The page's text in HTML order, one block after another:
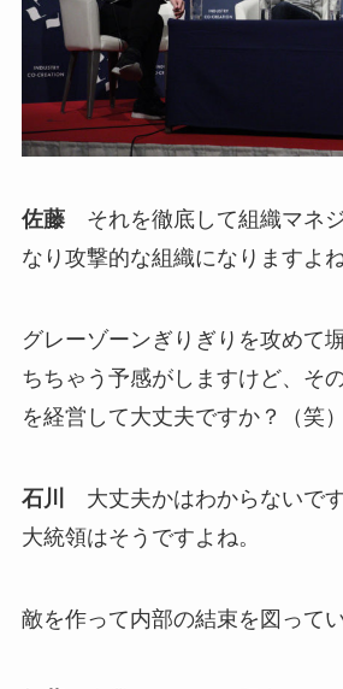
佐藤それを徹底して組織マネ
なり攻撃的な組織になりますよね
グレーゾーンぎりぎりを攻めて
ちちゃう予感がしますけど、そ
を経営して大丈夫ですか？（笑）
石川
大丈夫かはわからないで
大統領はそうですよね。
敵を作って内部の結束を図って